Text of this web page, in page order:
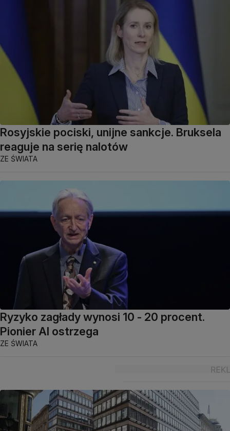
Rosyjskie pociski, unijne sankcje. Bruksela
reaguje na serię nalotów
ZE ŚWIATA
Ryzyko zagłady wynosi 10 - 20 procent.
Pionier AI ostrzega
ZE ŚWIATA